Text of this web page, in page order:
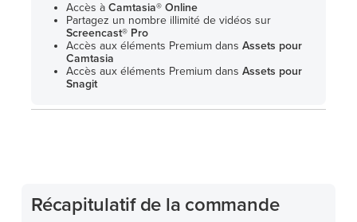
Accès à Camtasia® Online
Partagez un nombre illimité de vidéos sur
Screencast® Pro
Accès aux éléments Premium dans Assets pour
Camtasia
Accès aux éléments Premium dans Assets pour
Snagit
Récapitulatif de la commande